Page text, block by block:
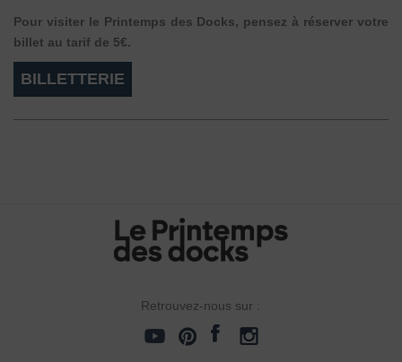
Pour visiter le Printemps des Docks, pensez à réserver votre
billet au tarif de 5€.
BILLETTERIE
Retrouvez-nous sur :